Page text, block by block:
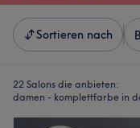
Sortieren nach
22 Salons die anbieten:
damen - komplettfarbe in